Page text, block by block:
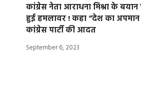
कांग्रेस नेता आराधना मिश्रा के
हुई हमलावर ! कहा “देश का
कांग्रेस पार्टी की आदत
September 6, 2023